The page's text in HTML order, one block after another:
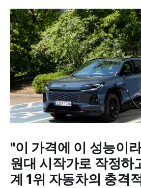
"이 가격에 이 성능이
원대 시작가로 작정하
계 1위 자동차의 충격